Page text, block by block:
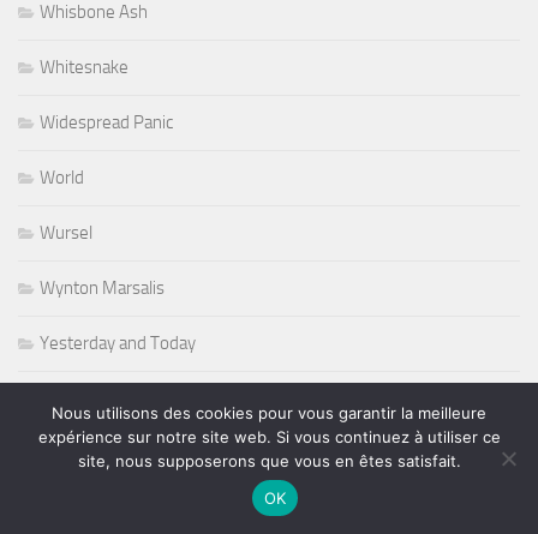
Whisbone Ash
Whitesnake
Widespread Panic
World
Wursel
Wynton Marsalis
Yesterday and Today
Nous utilisons des cookies pour vous garantir la meilleure
expérience sur notre site web. Si vous continuez à utiliser ce
site, nous supposerons que vous en êtes satisfait.
OK